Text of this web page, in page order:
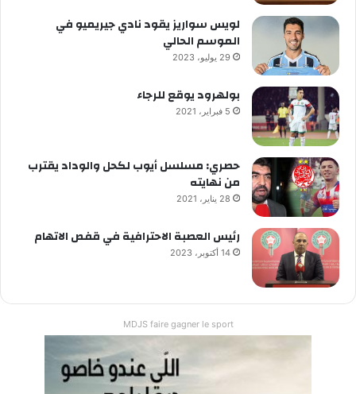
لويس سواريز يقود نادي جيريميو في
الموسم الحالي
29 يوليو، 2023
بولهرود يوقع للرجاء
5 فبراير، 2021
حصري: مسلسل أيوب لكحل والوداد يقترب
من نهايته
28 يناير، 2021
رئيس العصبة الاحترافية في قفص الاتهام
14 أكتوبر، 2023
MDJS faire gagner le sport